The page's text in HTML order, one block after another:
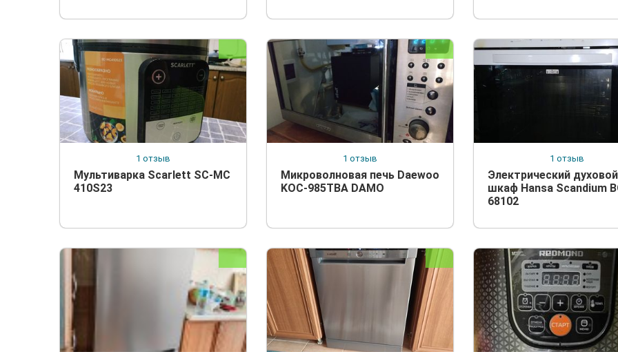
1 отзыв
Мультиварка Scarlett SC-MC
410S23
1 отзыв
Микроволновая печь Daewoo
KOC-985TBA DAMO
1 отзыв
Электрический духовой
шкаф Hansa Scandium
68102